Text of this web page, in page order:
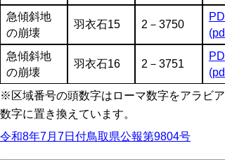
急傾斜地
の崩壊
羽衣石15 2－3750
急傾斜地
の崩壊
羽衣石16 2－3751
※区域番号の頭数字はローマ数字をアラビア
数字に置き換えています。
令和8年7月7日付鳥取県公報第9804号